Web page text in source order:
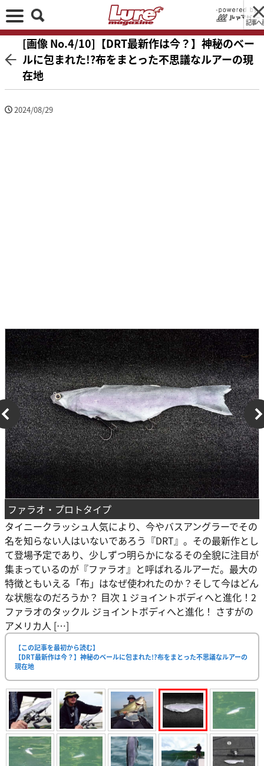
記事へ
[画像 No.4/10]【DRT最新作は今？】神秘のベー
ルに包まれた!?布をまとった不思議なルアーの現
在地
2024/08/29
ファラオ・プロトタイプ
タイニークラッシュ人気により、今やバスアングラーでその
名を知らない人はいないであろう『DRT』。その最新作とし
て登場予定であり、少しずつ明らかになるその全貌に注目が
集まっているのが『ファラオ』と呼ばれるルアーだ。最大の
特徴ともいえる「布」はなぜ使われたのか？そして今はどん
な状態なのだろうか？ 目次 1 ジョイントボディへと進化！2
ファラオのタックル ジョイントボディへと進化！ さすがの
アメリカ人 […]
【この記事を最初から読む】
【DRT最新作は今？】神秘のベールに包まれた!?布をまとった不思議なルアーの
現在地